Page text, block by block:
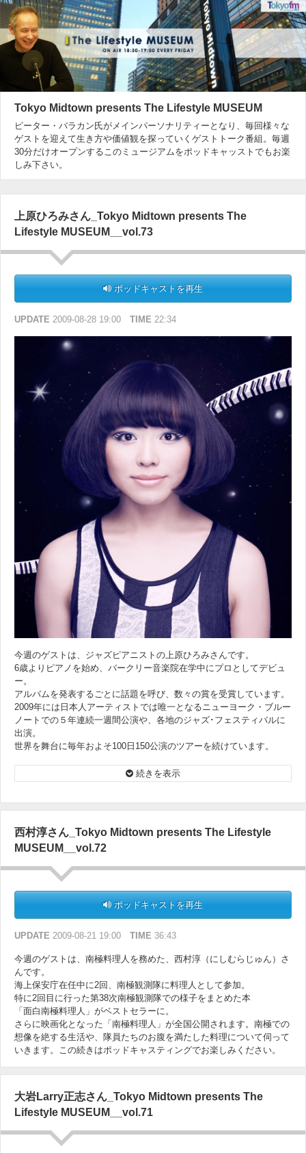
Tokyo Midtown presents The Lifestyle MUSEUM
ピーター・バラカン氏がメインパーソナリティーとなり、毎回様々な
ゲストを迎えて生き方や価値観を探っていくゲストトーク番組。毎週
30分だけオープンするこのミュージアムをポッドキャッストでもお楽
しみ下さい。
上原ひろみさん_Tokyo Midtown presents The
Lifestyle MUSEUM__vol.73
ポッドキャストを再生
UPDATE 2009-08-28 19:00 TIME 22:34
今週のゲストは、ジャズピアニストの上原ひろみさんです。
6歳よりピアノを始め、バークリー音楽院在学中にプロとしてデビュ
ー。
アルバムを発表するごとに話題を呼び、数々の賞を受賞しています。
2009年には日本人アーティストでは唯一となるニューヨーク・ブルー
ノートでの５年連続一週間公演や、各地のジャズ･フェスティバルに
出演。
世界を舞台に毎年およそ100日150公演のツアーを続けています。
の音楽活動について伺っていきます。この続きはポッドキャスティン
グでお楽しみください。
続きを表示
西村淳さん_Tokyo Midtown presents The Lifestyle
MUSEUM__vol.72
ポッドキャストを再生
UPDATE 2009-08-21 19:00 TIME 36:43
今週のゲストは、南極料理人を務めた、西村淳（にしむらじゅん）さ
んです。
海上保安庁在任中に2回、南極観測隊に料理人として参加。
特に2回目に行った第38次南極観測隊での様子をまとめた本
「面白南極料理人」がベストセラーに。
さらに映画化となった「南極料理人」が全国公開されます。南極での
想像を絶する生活や、隊員たちのお腹を満たした料理について伺って
いきます。この続きはポッドキャスティングでお楽しみください。
大岩Larry正志さん_Tokyo Midtown presents The
Lifestyle MUSEUM__vol.71